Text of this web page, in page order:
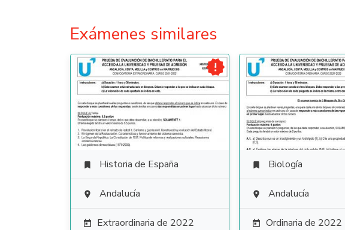
Exámenes similares

 Historia de España
 Andalucía
 Extraordinaria de 2022
 Biología
 Andalucía
 Ordinaria de 2022